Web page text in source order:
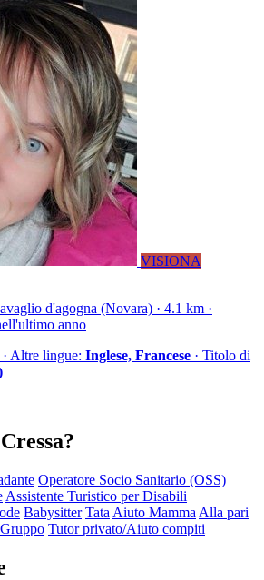
VISIONA
d'agogna (Novara) · 4.1 km ·
anno
· Altre lingue: Inglese, Francese · Titolo di
Operatore Socio Sanitario (OSS)
Assistente Turistico per Disabili
Babysitter Tata Aiuto Mamma Alla pari
Tutor privato/Aiuto compiti